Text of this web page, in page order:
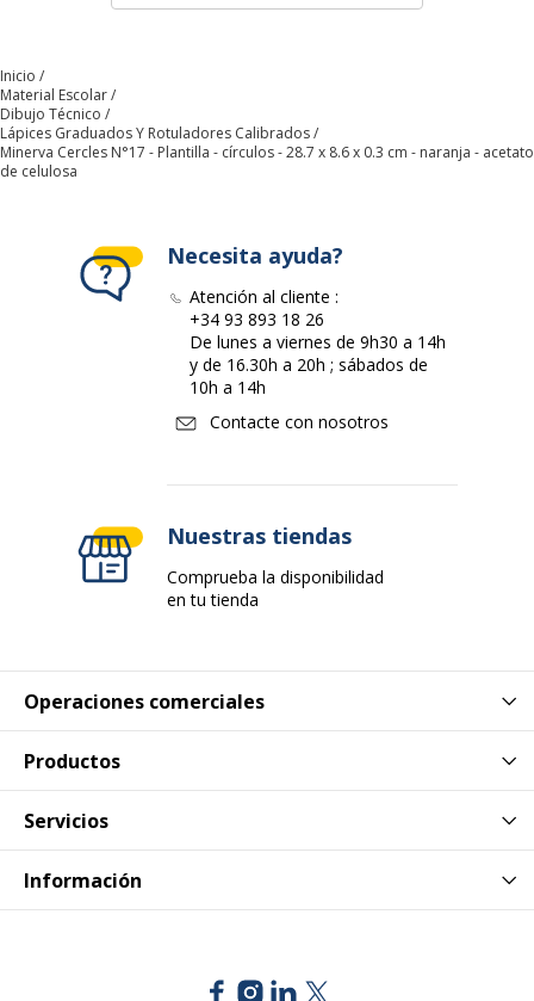
Características técnicas
Características técnicas
Detalles de la plantilla Círculos de 1 - 37 mm
Temaño 28.7 x 8.6 x 0.3 cm
Círculos
Datos de identificación
Minerva
Referencia del fabricante M79352408
Cantidad empaquetada
Inicio
Material Escolar
Dibujo Técnico
Lápices Graduados Y Rotuladores Calibrados
Minerva Cercles N°17 - Plantilla - círculos - 28.7 x 8.6 x 0.3 cm - naranja - acetato
de celulosa
Operaciones comerciales
Productos
Servicios
Información
Necesita ayuda?
Atención al cliente :
+34 93 893 18 26
De lunes a viernes de 9h30 a 14h
y de 16.30h a 20h ; sábados de
10h a 14h
Contacte con nosotros
Nuestras tiendas
Comprueba la disponibilidad
en tu tienda